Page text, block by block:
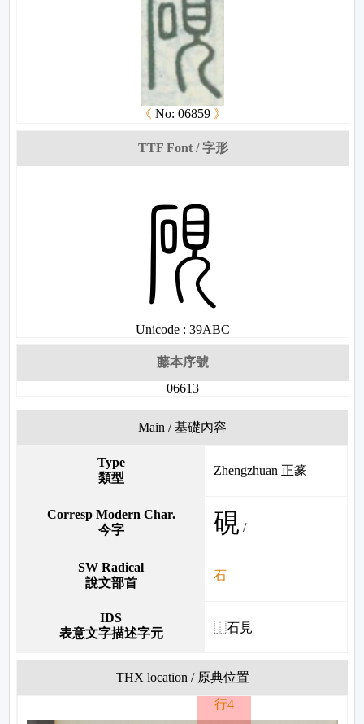
《 No: 06859 》
TTF Font / 字形
梼
Unicode : 39ABC
藤本序號
06613
Main / 基礎內容
Type
類型
Zhengzhuan 正篆
Corresp Modern Char.
今字
硯 /
SW Radical
說文部首
石
IDS
表意文字描述字元
⿰石見
THX location / 原典位置
行4